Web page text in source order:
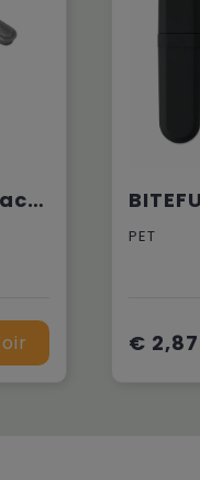
Set de couverts Black+Blum
PET
€ 2,87